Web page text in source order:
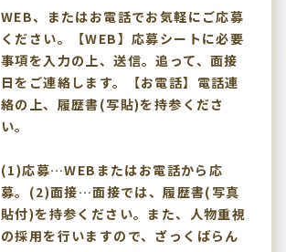
WEB、またはお電話でお気軽にご応募
ください。【WEB】応募シートに必要
事項を入力の上、送信。追って、面接
日をご連絡します。【お電話】電話連
絡の上、履歴書(写貼)を持参くださ
い。
(1)応募…WEBまたはお電話から応
募。(2)面接…面接では、履歴書(写真
貼付)を持参ください。また、人物重視
の採用を行いますので、ざっくばらん